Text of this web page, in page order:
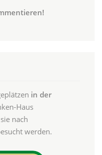
in der
Haus
nach
werden.